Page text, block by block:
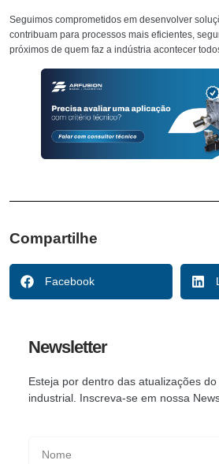
Seguimos comprometidos em desenvolver
contribuam para processos mais eficientes,
próximos de quem faz a indústria acontecer
Compartilhe
Facebook
Newsletter
Esteja por dentro das atualizações
industrial. Inscreva-se em nossa